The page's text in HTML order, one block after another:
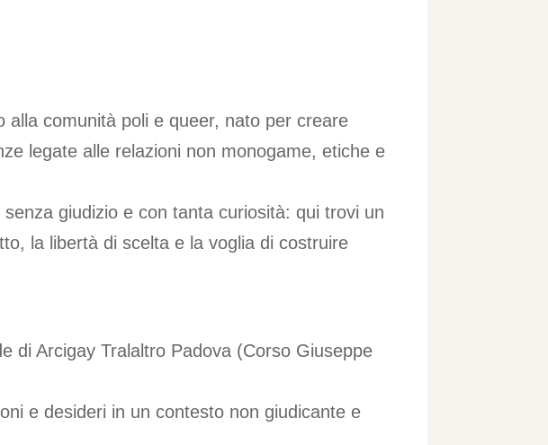
alla comunità poli e queer, nato per creare
legate alle relazioni non monogame, etiche e
giudizio e con tanta curiosità: qui trovi un
la libertà di scelta e la voglia di costruire
di Arcigay Tralaltro Padova (Corso Giuseppe
e desideri in un contesto non giudicante e